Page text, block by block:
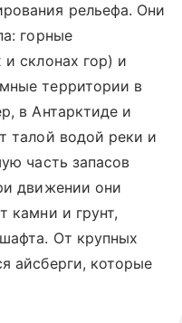
рельефа. Они
горные
склонах гор) и
территории в
в Антарктиде и
талой водой реки и
часть запасов
движении они
камни и грунт,
От крупных
айсберги, которые